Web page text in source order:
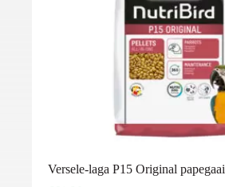
Versele-laga P15 Original